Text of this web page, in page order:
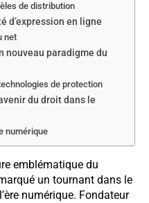
de distribution
d’expression en ligne
net
nouveau paradigme du
de protection
du droit dans le
numérique
emblématique du
un tournant dans le
numérique. Fondateur